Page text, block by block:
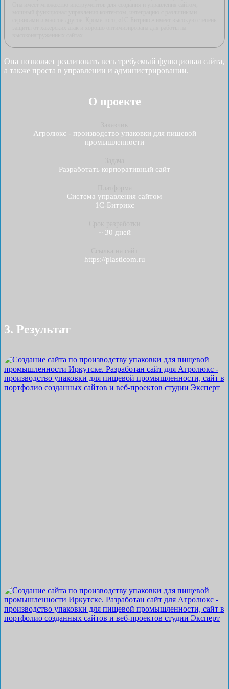
Она позволяет реализовать весь требуемый функционал сайта,
а также проста в управлении и администрировании.
О проекте
Агролюкс - производство упаковки для пищевой
промышленности
Разработать корпоративный сайт
Система управления сайтом
1С-Битрикс
~ 30 дней
https://plasticom.ru
3. Результат